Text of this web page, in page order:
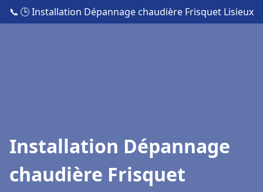
📞 🕒 Installation Dépannage chaudière Frisquet Lisieux
Installation Dépannage
chaudière Frisquet